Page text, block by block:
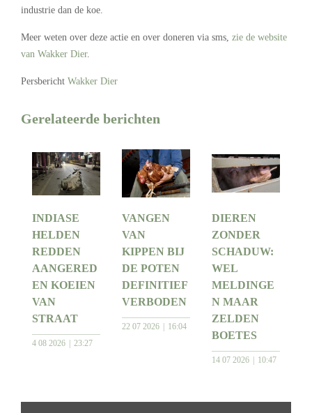
industrie dan de koe.
Meer weten over deze actie en over doneren via sms, zie de website
van Wakker Dier.
Persbericht Wakker Dier
Gerelateerde berichten
INDIASE
HELDEN
REDDEN
AANGERED
EN KOEIEN
VAN
STRAAT
4 08 2026 23:27
VANGEN
VAN
KIPPEN BIJ
DE POTEN
DEFINITIEF
VERBODEN
22 07 2026 16:04
DIEREN
ZONDER
SCHADUW:
WEL
MELDINGE
N MAAR
ZELDEN
BOETES
14 07 2026 10:47